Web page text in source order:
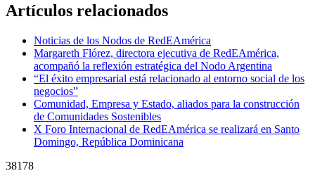
Artículos relacionados
Noticias de los Nodos de RedEAmérica
Margareth Flórez, directora ejecutiva de RedEAmérica,
acompañó la reflexión estratégica del Nodo Argentina
“El éxito empresarial está relacionado al entorno social de los
negocios”
Comunidad, Empresa y Estado, aliados para la construcción
de Comunidades Sostenibles
X Foro Internacional de RedEAmérica se realizará en Santo
Domingo, República Dominicana
38178